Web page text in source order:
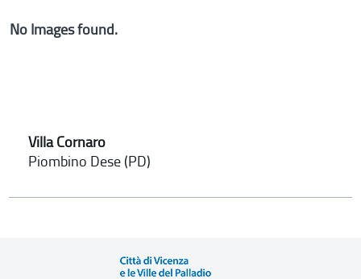
No Images found.
Villa Cornaro
Piombino Dese (PD)